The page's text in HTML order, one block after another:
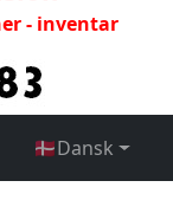
- inventar
🇩🇰Dansk